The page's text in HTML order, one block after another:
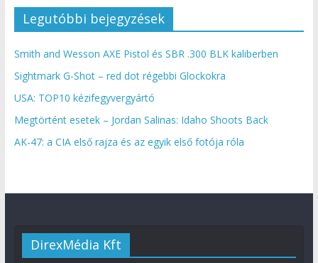
Legutóbbi bejegyzések
Smith and Wesson AXE Pistol és SBR .300 BLK kaliberben
Sightmark G-Shot – red dot régebbi Glockokra
USA: TOP10 kézifegyvergyártó
Megtörtént esetek – Jordan Salinas: Idaho Shoots Back
AK-47: a CIA első rajza és az egyik első fotója róla
DirexMédia Kft